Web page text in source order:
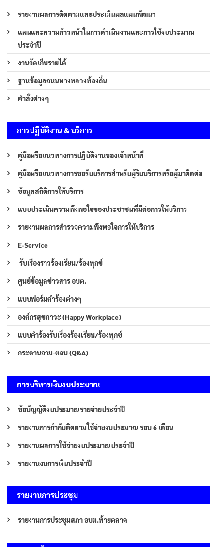
รายงานผลการติดตามและประเมินผลแผนพัฒนา
แผนและความก้าวหน้าในการดำเนินงานและการใช้งบประมาณ
ประจำปี
งานจัดเก็บรายได้
ฐานข้อมูลถนนทางหลวงท้องถิ่น
คำสั่งต่างๆ
การปฏิบัติงาน & บริการ
คู่มือหรือแนวทางการปฏิบัติงานของเจ้าหน้าที่
คู่มือหรือแนวทางการขอรับบริการสำหรับผู้รับบริการหรือผู้มาติดต่อ
ข้อมูลสถิติการให้บริการ
แบบประเมินความพึงพอใจของประชาชนที่มีต่อการให้บริการ
รายงานผลการสำรวจความพึงพอใจการให้บริการ
E-Service
รับเรืองราวร้องเรียน/ร้องทุกข์
ศูนย์ข้อมูลข่าวสาร อบต.
แบบฟอร์มคำร้องต่างๆ
องค์กรสุขภาวะ (Happy Workplace)
แบบคำร้องรับเรื่องร้องเรียน/ร้องทุกข์
กระดานถาม-ตอบ (Q&A)
การบริหารเงินงบประมาณ
ข้อบัญญัติงบประมาณรายจ่ายประจำปี
รายงานการกำกับติดตามใช้จ่ายงบประมาณ รอบ 6 เดือน
รายงานผลการใช้จ่ายงบประมาณประจำปี
รายงานงบการเงินประจำปี
รายงานการประชุม
รายงานการประชุมสภา อบต.ท้ายตลาด